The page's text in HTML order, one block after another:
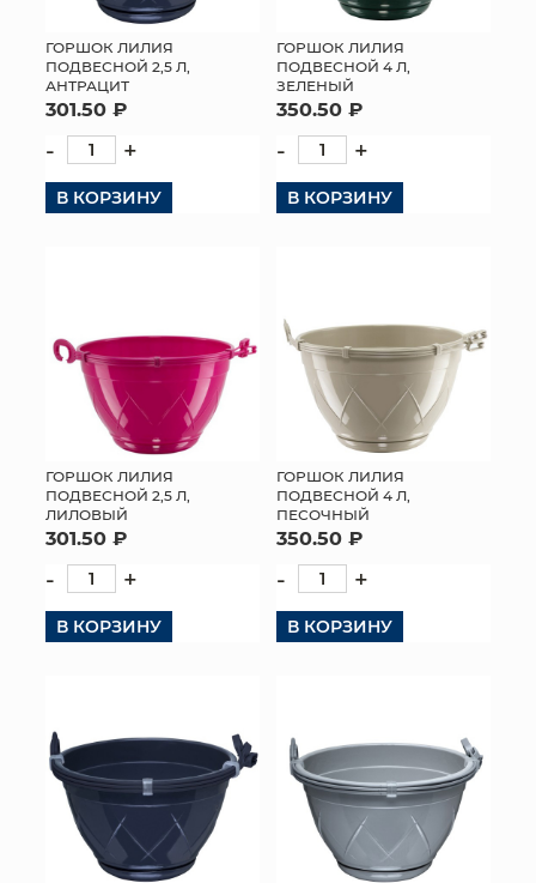
ГОРШОК ЛИЛИЯ
ПОДВЕСНОЙ 2,5 Л,
АНТРАЦИТ
301.50 ₽
- +
В КОРЗИНУ
ГОРШОК ЛИЛИЯ
ПОДВЕСНОЙ 4 Л,
ЗЕЛЕНЫЙ
350.50 ₽
- +
В КОРЗИНУ
ГОРШОК ЛИЛИЯ
ПОДВЕСНОЙ 2,5 Л,
ЛИЛОВЫЙ
301.50 ₽
- +
В КОРЗИНУ
ГОРШОК ЛИЛИЯ
ПОДВЕСНОЙ 4 Л,
ПЕСОЧНЫЙ
350.50 ₽
- +
В КОРЗИНУ